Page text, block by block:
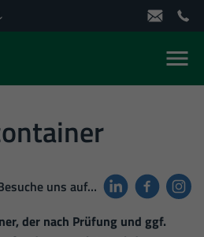
uns auf…
der nach Prüfung und ggf.